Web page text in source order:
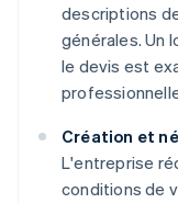
descriptions
générales. Un
le devis est
Création et
L'entreprise
conditions de